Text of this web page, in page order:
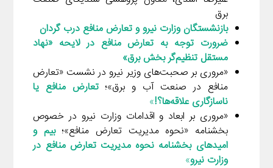
برق
بازنشستگان وزارت نیرو و تعارض منافع درب گردان
ضرورت توجه به تعارض منافع در لایحه «نهاد
مستقل تنظیم‌گر بخش برق»
«مروری بر صحبت‌های وزیر نیرو در نشست «تعارض
منافع در صنعت آب و برق»؛تعارض منافع یا
ناسازگاری علاقه‌ها؟!»
«مروری بر ابعاد و اقدامات وزارت نیرو در خصوص
بخشنامه «نحوه مدیریت تعارض منافع»؛ بیم و
امیدهای بخشنامه نحوه مدیریت تعارض منافع در
وزارت نیرو»